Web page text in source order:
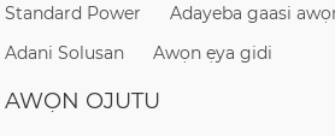
Standard Power Adayeba gaasi
Adani Solusan
Awọn ẹya gidi
AWỌN OJUTU